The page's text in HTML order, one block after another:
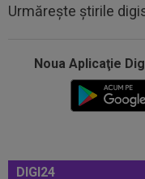
Urmărește știrile
Noua Aplicaţie
DIGI24
EXCLUSIV
după revenirea în